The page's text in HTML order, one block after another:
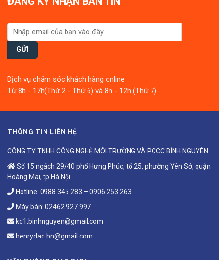
Dịch vụ chăm sóc khách hàng online
Từ 8h - 17h(Thứ 2 - Thứ 6) và 8h - 12h (Thứ 7)
THÔNG TIN LIÊN HỆ
CÔNG TY TNHH CÔNG NGHỆ MÔI TRƯỜNG VÀ PCCC BÌNH NGUYÊN
Số 15 ngách 29/40 phố Hưng Phúc, tổ 25, phường Yên Sở, quận
Hoàng Mai, tp Hà Nội
Hotline: 0988.345.283 – 0906.253.263
Máy bàn: 02462.927.997
kd1.binhnguyen@gmail.com
henrydao.bn@gmail.com